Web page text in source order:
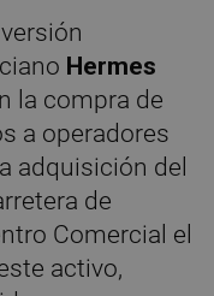
Hermes
la compra de
a operadores
adquisición del
de
Comercial el
activo,